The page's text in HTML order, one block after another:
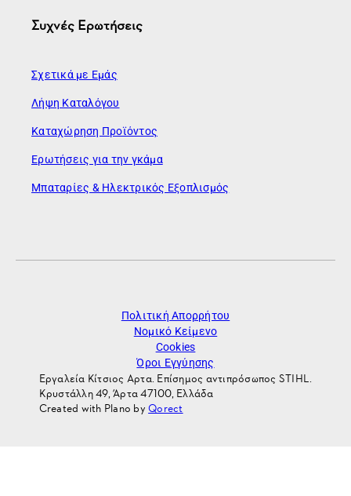
Συχνές Ερωτήσεις
Σχετικά με Εμάς
Λήψη Καταλόγου
Καταχώρηση Προϊόντος
Ερωτήσεις για την γκάμα
Μπαταρίες & Ηλεκτρικός Εξοπλισμός
Πολιτική Απορρήτου
Νομικό Κείμενο
Cookies
Όροι Εγγύησης
Εργαλεία Κίτσιος Αρτα. Επίσημος αντιπρόσωπος STIHL.
Κρυστάλλη 49, Άρτα 47100, Ελλάδα
Created with Plano byQorect